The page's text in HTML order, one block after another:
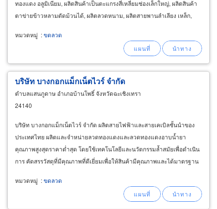
ทองแดง อลูมิเนียม, ผลิตสินค้าเป็นตะแกรงสี่เหลี่ยมช่องเล็กใหญ่, ผลิตสินค้า
ตาข่ายข้าวหลามตัดม้วนได้, ผลิตลวดหนาม, ผลิตสายพานลำเลียง เหล็ก,
หมวดหมู่ :ขดลวด
บริษัท บางกอกแม็กเน็ตไวร์ จำกัด
ตำบลแสนภูดาษ อำเภอบ้านโพธิ์ จังหวัดฉะเชิงเทรา
24140
บริษัท บางกอกแม็กเน็ตไวร์ จำกัด ผลิตสายไฟฟ้าและสายเคเบิลชั้นนำของ
ประเทศไทย ผลิตและจำหน่ายลวดทองแดงและลวดทองแดงอาบน้ำยา
คุณภาพสูงสุดราคาต่ำสุด โดยใช้เทคโนโลยีและนวัตกรรมล้ำสมัยเพื่อดำเนิน
การ คัดสรรวัสดุที่มีคุณภาพที่ดีเยี่ยมเพื่อให้สินค้ามีคุณภาพและได้มาตรฐาน
หมวดหมู่ :ขดลวด